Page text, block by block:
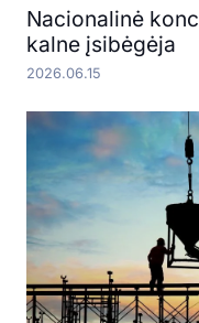
Nacionalinė
kalne įsibėgėja
2026.06.15